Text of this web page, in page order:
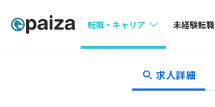
転職・キャリア 未経験転職
求人検索
求人詳細